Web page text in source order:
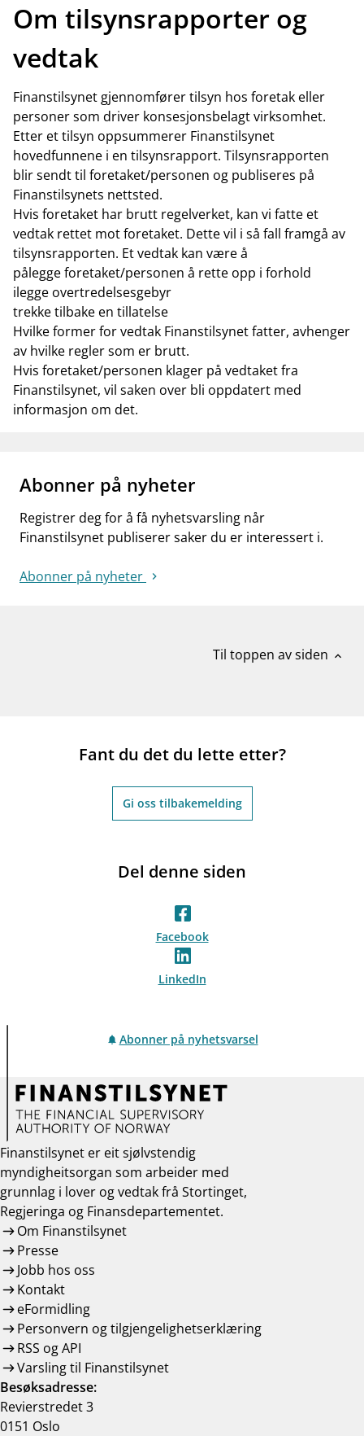
Om tilsynsrapporter og
vedtak
Finanstilsynet gjennomfører tilsyn hos foretak eller
personer som driver konsesjonsbelagt virksomhet.
Etter et tilsyn oppsummerer Finanstilsynet
hovedfunnene i en tilsynsrapport. Tilsynsrapporten
blir sendt til foretaket/personen og publiseres på
Finanstilsynets nettsted.
Hvis foretaket har brutt regelverket, kan vi fatte et
vedtak rettet mot foretaket. Dette vil i så fall framgå av
tilsynsrapporten. Et vedtak kan være å
pålegge foretaket/personen å rette opp i forhold
ilegge overtredelsesgebyr
trekke tilbake en tillatelse
Hvilke former for vedtak Finanstilsynet fatter, avhenger
av hvilke regler som er brutt.
Hvis foretaket/personen klager på vedtaket fra
Finanstilsynet, vil saken over bli oppdatert med
informasjon om det.
Abonner på nyheter
Registrer deg for å få nyhetsvarsling når
Finanstilsynet publiserer saker du er interessert i.
Abonner på nyheter
Til toppen av siden expand_less
Fant du det du lette etter?
Gi oss tilbakemelding
Del denne siden
Facebook
LinkedIn
Abonner på nyhetsvarsel
Finanstilsynet er eit sjølvstendig
myndigheitsorgan som arbeider med
grunnlag i lover og vedtak frå Stortinget,
Regjeringa og Finansdepartementet.
Om Finanstilsynet
Presse
Jobb hos oss
Kontakt
eFormidling
Personvern og tilgjengelighetserklæring
RSS og API
Varsling til Finanstilsynet
Besøksadresse:
Revierstredet 3
0151 Oslo